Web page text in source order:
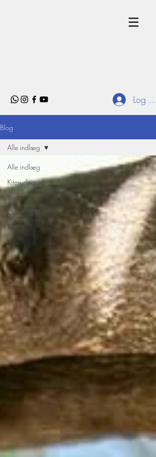
Log ind
Blog
Alle indlæg
Kitesurfing
Yoga
Opskrifter
Rejser
Naturlig livsstil
Alle indlæg